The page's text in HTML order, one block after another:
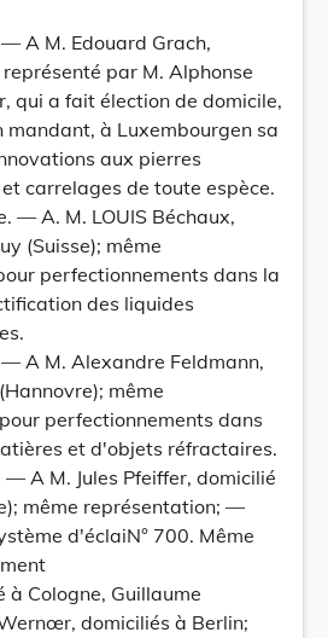
A M. Edouard Grach,
par M. Alphonse
qui a fait élection de domicile,
mandant, à Luxembourgen sa
aux pierres
carrelages de toute espèce.
— A. M. LOUIS Béchaux,
(Suisse); même
perfectionnements dans la
des liquides
— A M. Alexandre Feldmann,
même
perfectionnements dans
et d'objets réfractaires.
— A M. Jules Pfeiffer, domicilié
même représentation; —
d'éclaiN° 700. Même
à Cologne, Guillaume
domiciliés à Berlin;